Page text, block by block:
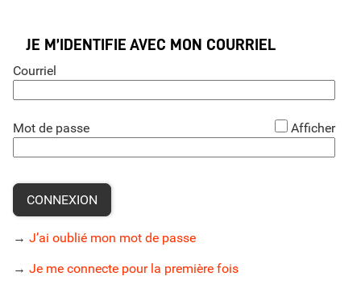
JE M’IDENTIFIE AVEC MON COURRIEL
Courriel
Mot de passe Afficher
CONNEXION
→ J’ai oublié mon mot de passe
→ Je me connecte pour la première fois